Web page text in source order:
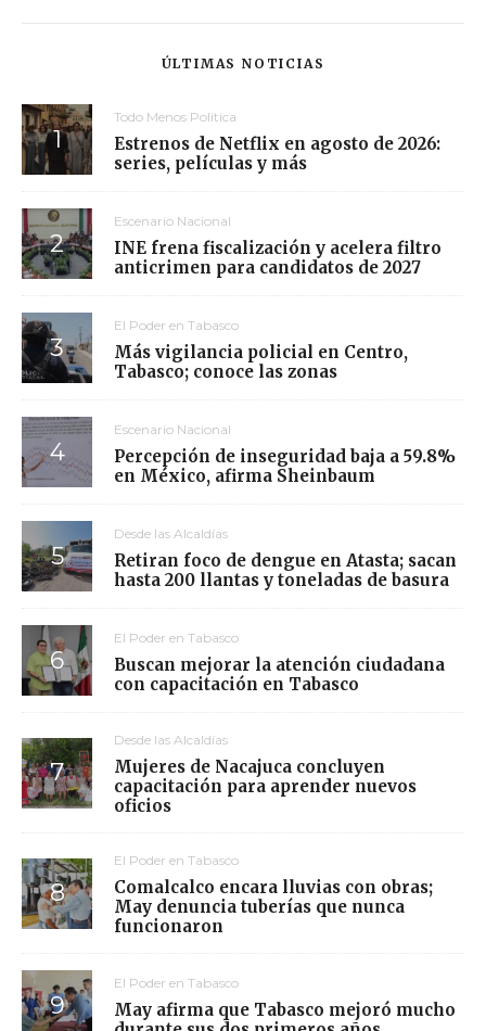
ÚLTIMAS NOTICIAS
Todo Menos Política
Estrenos de Netflix en agosto de 2026:
series, películas y más
Escenario Nacional
INE frena fiscalización y acelera filtro
anticrimen para candidatos de 2027
El Poder en Tabasco
Más vigilancia policial en Centro,
Tabasco; conoce las zonas
Escenario Nacional
Percepción de inseguridad baja a 59.8%
en México, afirma Sheinbaum
Desde las Alcaldías
Retiran foco de dengue en Atasta; sacan
hasta 200 llantas y toneladas de basura
El Poder en Tabasco
Buscan mejorar la atención ciudadana
con capacitación en Tabasco
Desde las Alcaldías
Mujeres de Nacajuca concluyen
capacitación para aprender nuevos
oficios
El Poder en Tabasco
Comalcalco encara lluvias con obras;
May denuncia tuberías que nunca
funcionaron
El Poder en Tabasco
May afirma que Tabasco mejoró mucho